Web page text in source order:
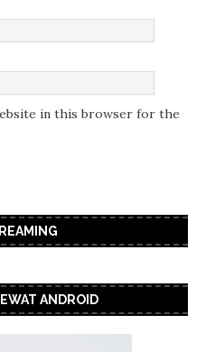
in this browser for the
ANDROID